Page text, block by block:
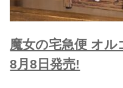
魔女の宅急便 オル
8月8日発売!